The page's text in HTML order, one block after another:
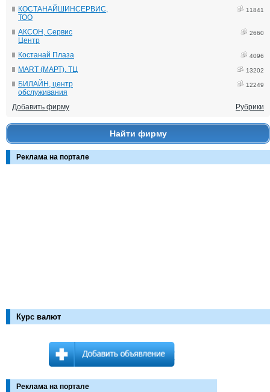
КОСТАНАЙШИНСЕРВИС,
ТОО
11841
АКСОН, Сервис
Центр
2660
Костанай Плаза 4096
MART (МАРТ), ТЦ 13202
БИЛАЙН, центр
обслуживания
12249
Добавить фирму Рубрики
Найти фирму
Реклама на портале
Курс валют
Реклама на портале